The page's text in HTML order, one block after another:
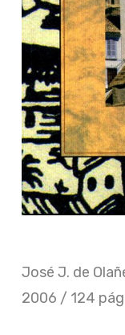
José J. de
2006 / 124